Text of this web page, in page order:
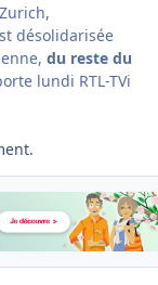
désolidarisée
du reste du
lundi RTL-TVi